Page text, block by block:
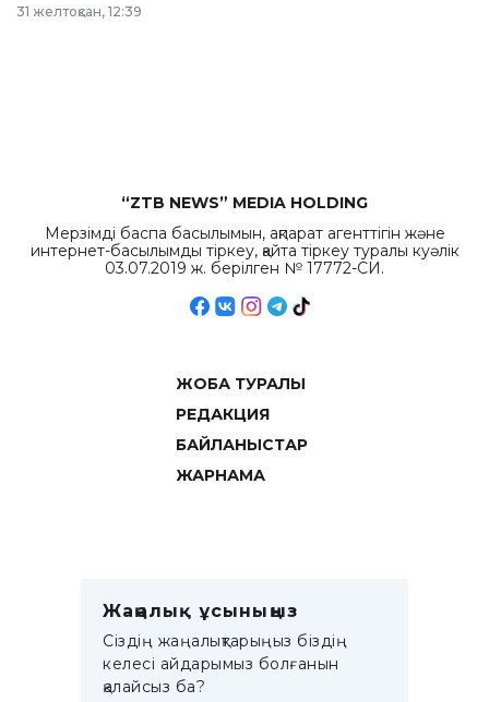
республиканского
31 желтоқсан, 12:39
“ZTB NEWS” MEDIA HOLDING
Мерзімді баспа басылымын, ақпарат агенттігін және
интернет-басылымды тіркеу, қайта тіркеу туралы куәлік
03.07.2019 ж. берілген № 17772-СИ.
ЖОБА ТУРАЛЫ
РЕДАКЦИЯ
БАЙЛАНЫСТАР
ЖАРНАМА
Жаңалық ұсыныңыз
Сіздің жаңалықтарыңыз біздің
келесі айдарымыз болғанын
қалайсыз ба?